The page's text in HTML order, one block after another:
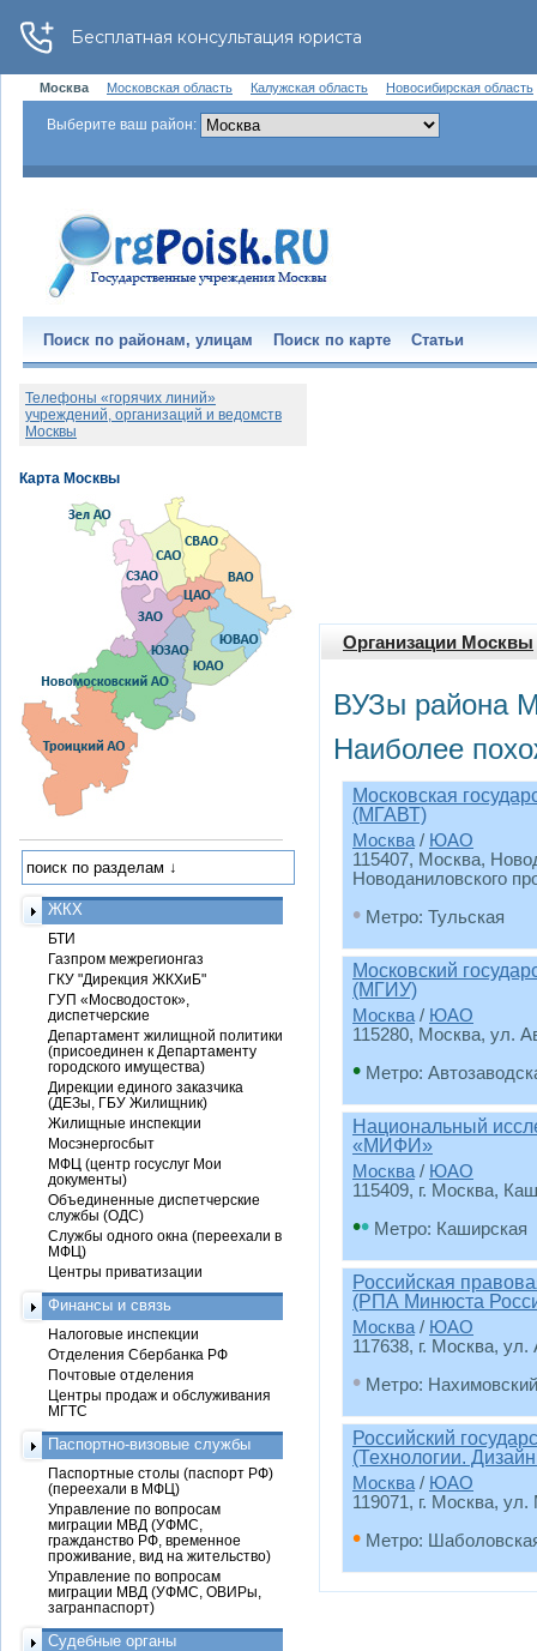
Москва Московская область Калужская область Новосибирская область
Выберите ваш район:
Поиск по районам, улицам Поиск по карте Статьи
Организации Москвы
ВУЗы района
Наиболее
Московская
(МГАВТ)
Москва / ЮАО
115407, Москва,
Новоданиловского
• Метро: Тульская
Московский
(МГИУ)
Москва / ЮАО
115280, Москва, ул.
• Метро:
Национальный
«МИФИ»
Москва / ЮАО
115409, г. Москва,
•• Метро: Каширская
Российская
(РПА Минюста
Москва / ЮАО
117638, г. Москва,
• Метро:
Российский
(Технологии.
Москва / ЮАО
119071, г. Москва,
• Метро:
Телефоны «горячих линий»
учреждений, организаций и ведомств
Москвы
ЖКХ
БТИ
Газпром межрегионгаз
ГКУ "Дирекция ЖКХиБ"
ГУП «Мосводосток»,
диспетчерские
Департамент жилищной политики
(присоединен к Департаменту
городского имущества)
Дирекции единого заказчика
(ДЕЗы, ГБУ Жилищник)
Жилищные инспекции
Мосэнергосбыт
МФЦ (центр госуслуг Мои
документы)
Объединенные диспетчерские
службы (ОДС)
Службы одного окна (переехали в
МФЦ)
Центры приватизации
Финансы и связь
Налоговые инспекции
Отделения Сбербанка РФ
Почтовые отделения
Центры продаж и обслуживания
МГТС
Паспортно-визовые службы
Паспортные столы (паспорт РФ)
(переехали в МФЦ)
Управление по вопросам
миграции МВД (УФМС,
гражданство РФ, временное
проживание, вид на жительство)
Управление по вопросам
миграции МВД (УФМС, ОВИРы,
загранпаспорт)
Судебные органы